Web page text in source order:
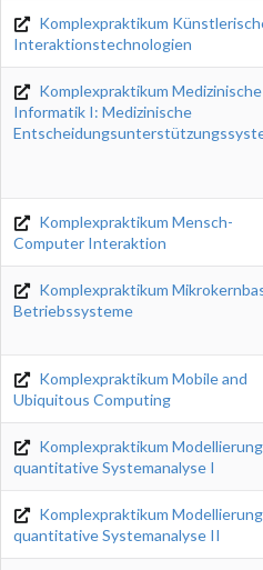
Komplexpraktikum
Interaktionstechnologien
Komplexpraktikum Medizinische
Informatik I: Medizinische
Komplexpraktikum Mensch-
Computer Interaktion
Komplexpraktikum
Betriebssysteme
Komplexpraktikum Mobile and
Ubiquitous Computing
Komplexpraktikum
quantitative Systemanalyse I
Komplexpraktikum
quantitative Systemanalyse II